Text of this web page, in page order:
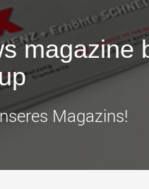
den USA
magazine
Magazins!